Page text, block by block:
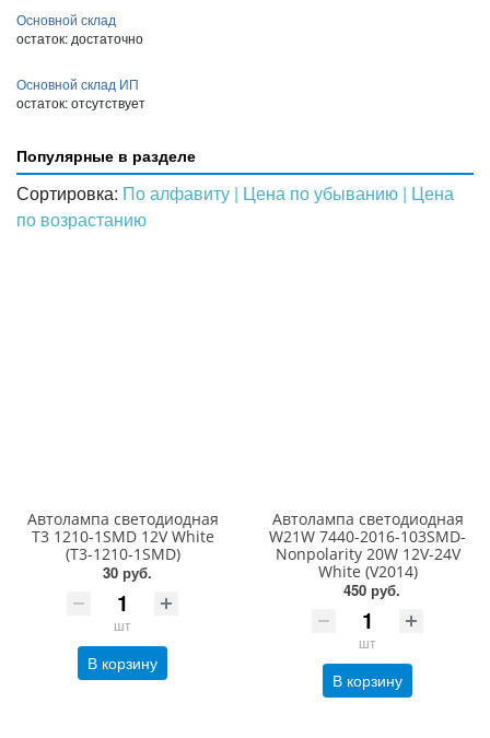
Основной склад
остаток: достаточно
Основной склад ИП
остаток:отсутствует
Популярные в разделе
Сортировка: По алфавиту | Цена по убыванию | Цена
по возрастанию
Автолампа светодиодная
T3 1210-1SMD 12V White
(T3-1210-1SMD)
30 руб.
шт
В корзину
Автолампа светодиодная
W21W 7440-2016-103SMD-
Nonpolarity 20W 12V-24V
White (V2014)
450 руб.
шт
В корзину